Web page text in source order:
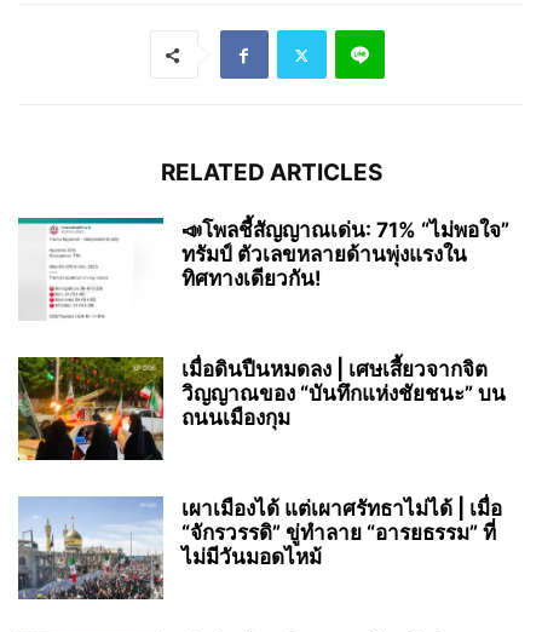
RELATED ARTICLES
📣โพลชี้สัญญาณเด่น: 71% “ไม่พอใจ”
ทรัมป์ ตัวเลขหลายด้านพุ่งแรงใน
ทิศทางเดียวกัน!
เมื่อดินปืนหมดลง | เศษเสี้ยวจากจิต
วิญญาณของ “บันทึกแห่งชัยชนะ” บน
ถนนเมืองกุม
เผาเมืองได้ แต่เผาศรัทธาไม่ได้ | เมื่อ
“จักรวรรดิ” ขู่ทำลาย “อารยธรรม” ที่
ไม่มีวันมอดไหม้